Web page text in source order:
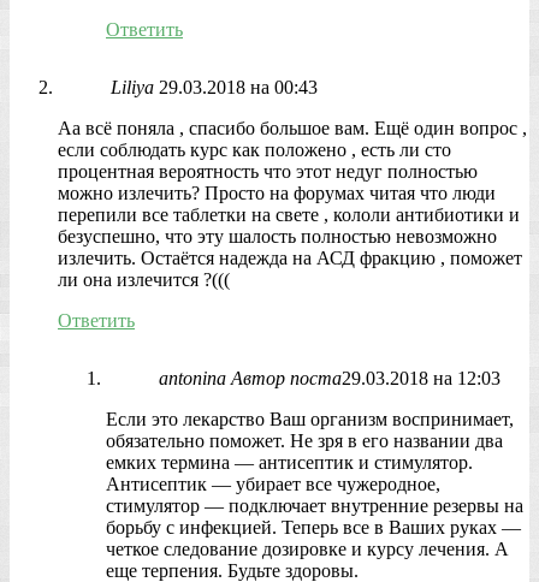
Ответить
Liliya 29.03.2018 на 00:43
Аа всё поняла , спасибо большое вам. Ещё один вопрос ,
если соблюдать курс как положено , есть ли сто
процентная вероятность что этот недуг полностью
можно излечить? Просто на форумах читая что люди
перепили все таблетки на свете , кололи антибиотики и
безуспешно, что эту шалость полностью невозможно
излечить. Остаётся надежда на АСД фракцию , поможет
ли она излечится ?(((
Ответить
antonina Автор поста29.03.2018 на 12:03
Если это лекарство Ваш организм воспринимает,
обязательно поможет. Не зря в его названии два
емких термина — антисептик и стимулятор.
Антисептик — убирает все чужеродное,
стимулятор — подключает внутренние резервы на
борьбу с инфекцией. Теперь все в Ваших руках —
четкое следование дозировке и курсу лечения. А
еще терпения. Будьте здоровы.